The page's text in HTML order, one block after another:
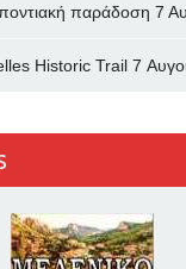
παράδοση 7
Historic Trail 7